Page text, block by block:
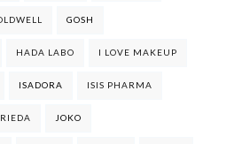
GOSH
HADA LABO I LOVE MAKEUP
ISADORA ISIS PHARMA
JOKO